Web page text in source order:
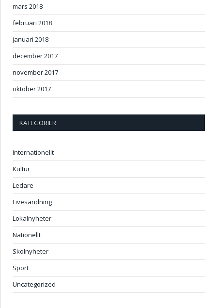
mars 2018
februari 2018
januari 2018
december 2017
november 2017
oktober 2017
KATEGORIER
Internationellt
Kultur
Ledare
Livesändning
Lokalnyheter
Nationellt
Skolnyheter
Sport
Uncategorized